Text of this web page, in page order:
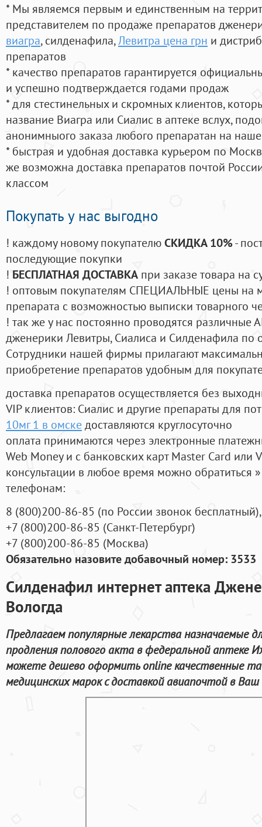
* Мы являемся первым и единственным на
представителем по продаже препаратов
виагра, силденафила,Левитра цена грн и
препаратов
* качество препаратов гарантируется
и успешно подтверждается годами продаж
* для стестинельных и скромных клиентов,
название Виагра или Сиалис в аптеке вслух,
анонимныого заказа любого препаратан на
* быстрая и удобная доставка курьером по
же возможна доставка препаратов почтой
классом
Покупать у нас выгодно
! каждому новому покупателюСКИДКА 10%-
последующие покупки
! БЕСПЛАТНАЯ ДОСТАВКА при заказе товара на
! оптовым покупателям СПЕЦИАЛЬНЫЕ цены на
препарата с возможностью выписки товарного
! так же у нас постоянно проводятся
дженерики Левитры, Сиалиса и Силденафила по
Cотрудники нашей фирмы прилагают
приобретение препаратов удобным для
доставка препаратов осуществляется без
VIP клиентов: Сиалис и другие препараты для
10мг 1 в омскедоставляются круглосуточно
оплата принимаются через электронные
Web Money и с банковских карт Master Card или
консультации в любое время можно обратиться
телефонам:
8 (800)200-86-85 (по России звонок бесплатный),
+7 (800)200-86-85 (Санкт-Петербург)
+7 (800)200-86-85 (Москва)
Обязательно назовите добавочный номер: 3533
Силденафил интернет аптека
Вологда
Предлагаем популярные лекарства назначаемые
продления полового акта в федеральной аптеке
можете дешево оформить online качественные
медицинских марок с доставкой авиапочтой в Ваш